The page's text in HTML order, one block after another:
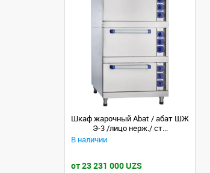
Шкаф жарочный Abat / абат ШЖ
Э-3 /лицо нерж./ ст...
В наличии
от 23 231 000 UZS